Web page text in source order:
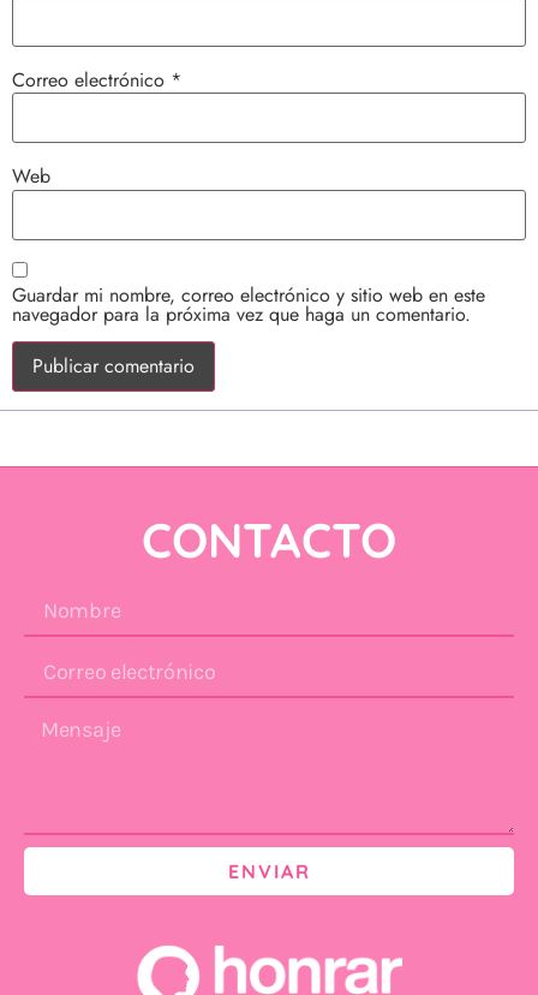
Correo electrónico *
Web
Guardar mi nombre, correo electrónico y sitio web en este
navegador para la próxima vez que haga un comentario.
CONTACTO
ENVIAR